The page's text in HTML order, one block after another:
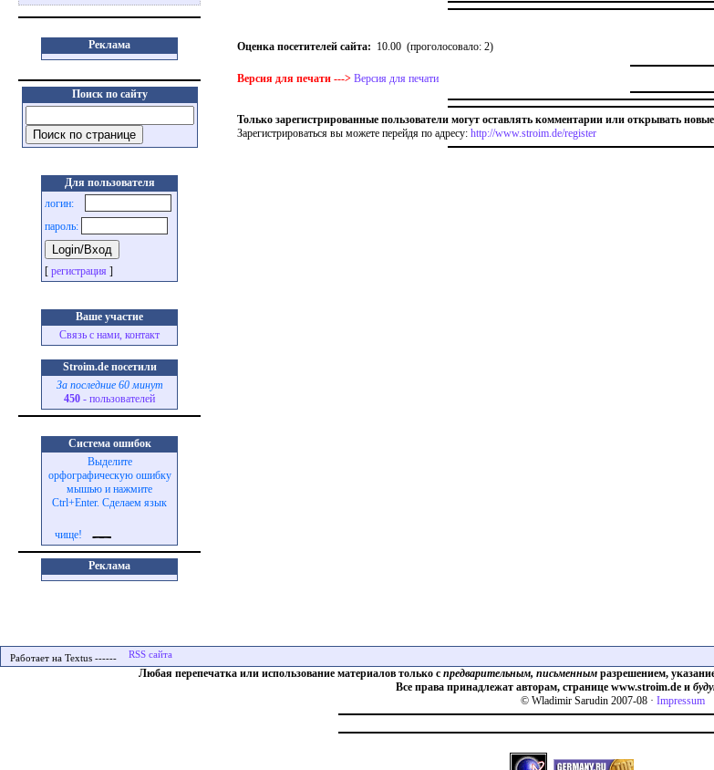
Реклама
Поиск по сайту
Для пользователя
логин:
пароль:
[ регистрация ]
Ваше участие
Связь с нами, контакт
Stroim.de посетили
За последние 60 минут
450 - пользователей
Система ошибок
Выделите
орфографическую ошибку
мышью и нажмите
Ctrl+Enter. Сделаем язык
чище!
Реклама
Оценка посетителей сайта: 10.00 (проголосовало: 2)
Версия для печати ---> Версия для печати
Только зарегистрированные пользователи могут оставлять комментарии или открывать
Зарегистрироваться вы можете перейдя по адресу: http://www.stroim.de/register
Работает на Textus ------
Любая перепечатка или использование материалов только с предварительным, письменнымразрешением,
Все права принадлежат авторам, странице www.stroim.de и
© Wladimir Sarudin 2007-08 · Impressum